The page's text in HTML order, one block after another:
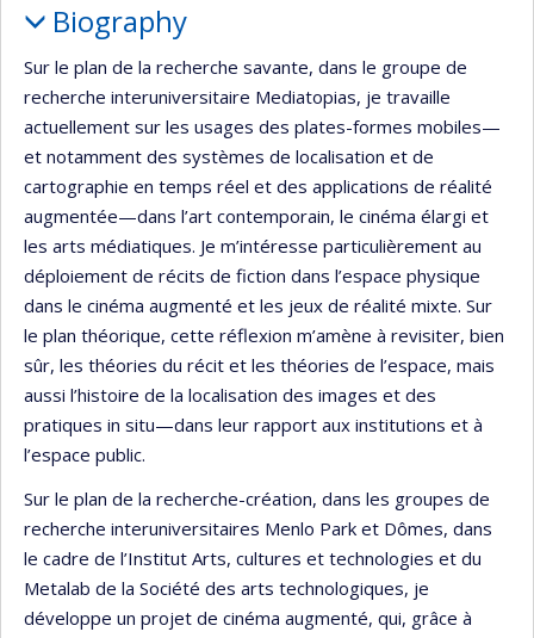
Biography
Sur le plan de la recherche savante, dans le groupe de
recherche interuniversitaire Mediatopias, je travaille
actuellement sur les usages des plates-formes mobiles—
et notamment des systèmes de localisation et de
cartographie en temps réel et des applications de réalité
augmentée—dans l’art contemporain, le cinéma élargi et
les arts médiatiques. Je m’intéresse particulièrement au
déploiement de récits de fiction dans l’espace physique
dans le cinéma augmenté et les jeux de réalité mixte. Sur
le plan théorique, cette réflexion m’amène à revisiter, bien
sûr, les théories du récit et les théories de l’espace, mais
aussi l’histoire de la localisation des images et des
pratiques in situ—dans leur rapport aux institutions et à
l’espace public.
Sur le plan de la recherche-création, dans les groupes de
recherche interuniversitaires Menlo Park et Dômes, dans
le cadre de l’Institut Arts, cultures et technologies et du
Metalab de la Société des arts technologiques, je
développe un projet de cinéma augmenté, qui, grâce à